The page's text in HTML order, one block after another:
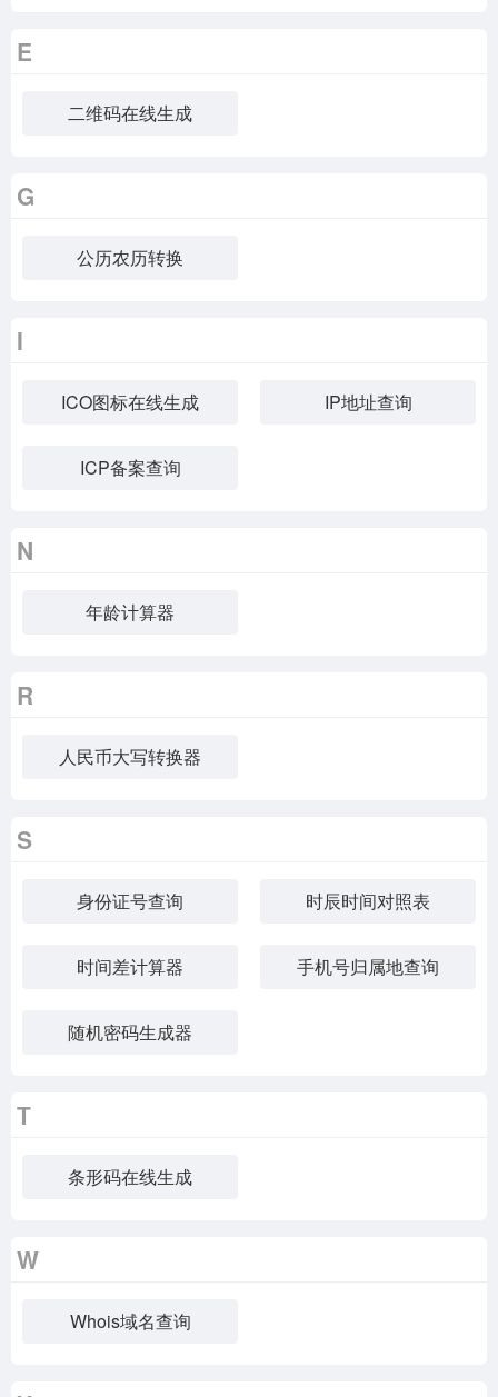
E
二维码在线生成
G
公历农历转换
I
ICO图标在线生成 IP地址查询
ICP备案查询
N
年龄计算器
R
人民币大写转换器
S
身份证号查询 时辰时间对照表
时间差计算器 手机号归属地查询
随机密码生成器
T
条形码在线生成
W
Whois域名查询